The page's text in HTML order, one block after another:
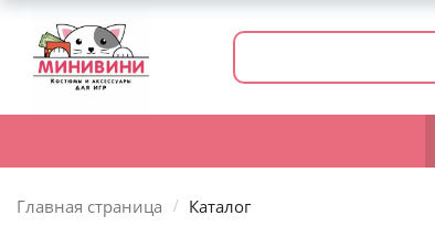
Главная страница Каталог